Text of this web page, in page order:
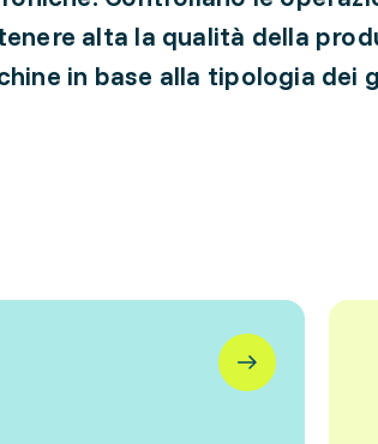
alta la qualità della
in base alla tipologia dei